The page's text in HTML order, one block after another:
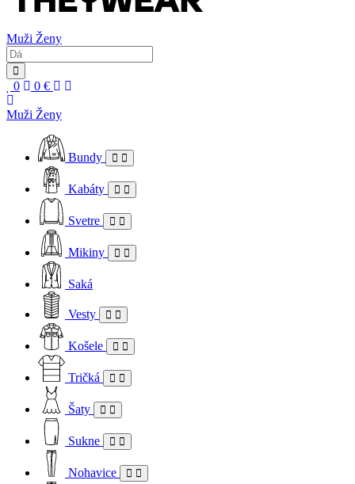
Muži Ženy
0 0 €
Muži Ženy
Bundy
Kabáty
Svetre
Mikiny
Saká
Vesty
Košele
Tričká
Šaty
Sukne
Nohavice